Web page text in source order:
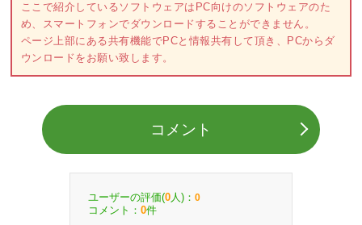
ここで紹介しているソフトウェアはPC向けのソフトウェアのた
め、スマートフォンでダウンロードすることができません。
ページ上部にある共有機能でPCと情報共有して頂き、PCからダ
ウンロードをお願い致します。
コメント
ユーザーの評価(0 人)： 0
コメント： 0件